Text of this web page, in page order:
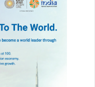
fforeign
influencer
social media post